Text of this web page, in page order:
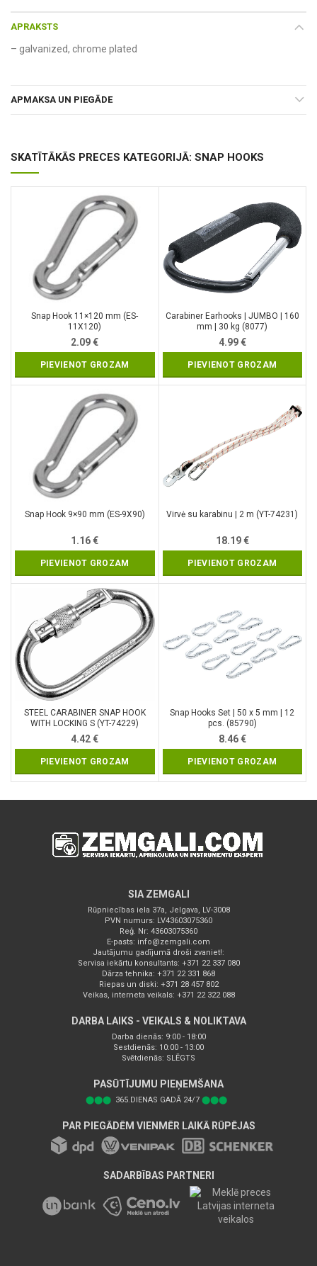
APRAKSTS
– galvanized, chrome plated
APMAKSA UN PIEGĀDE
SKATĪTĀKĀS PRECES KATEGORIJĀ: SNAP HOOKS
Snap Hook 11×120 mm (ES-
11X120)
2.09€
PIEVIENOT GROZAM
Carabiner Earhooks | JUMBO | 160
mm | 30 kg (8077)
4.99€
PIEVIENOT GROZAM
Snap Hook 9×90 mm (ES-9X90)
1.16€
PIEVIENOT GROZAM
Virvė su karabinu | 2 m (YT-74231)
18.19€
PIEVIENOT GROZAM
STEEL CARABINER SNAP HOOK
WITH LOCKING S (YT-74229)
4.42€
PIEVIENOT GROZAM
Snap Hooks Set | 50 x 5 mm | 12
pcs. (85790)
8.46€
PIEVIENOT GROZAM
SIA ZEMGALI
Rūpniecības iela 37a, Jelgava, LV-3008
PVN numurs: LV43603075360
Reģ. Nr: 43603075360
E-pasts: info@zemgali.com
Jautājumu gadījumā droši zvaniet!:
Servisa iekārtu konsultants: +371 22 337 080
Dārza tehnika: +371 22 331 868
Riepas un diski: +371 28 457 802
Veikas, interneta veikals: +371 22 322 088
DARBA LAIKS - VEIKALS & NOLIKTAVA
Darba dienās: 9:00 - 18:00
Sestdienās: 10:00 - 13:00
Svētdienās: SLĒGTS
PASŪTĪJUMU PIEŅEMŠANA
⬤⬤⬤ 365.DIENAS GADĀ 24/7 ⬤⬤⬤
PAR PIEGĀDĒM VIENMĒR LAIKĀ RŪPĒJAS
SADARBĪBAS PARTNERI